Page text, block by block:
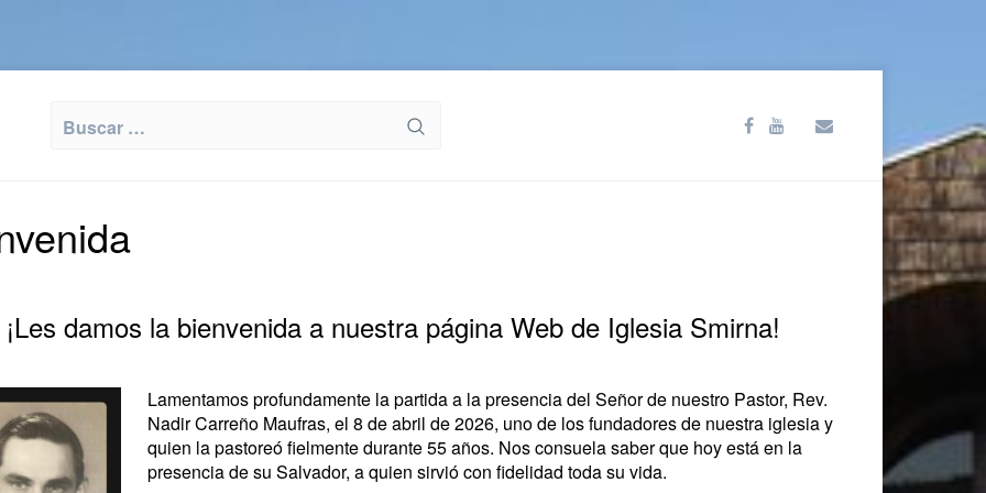
¡Les damos la bienvenida a nuestra página Web de Iglesia Smirna!
Lamentamos profundamente la partida a la presencia del Señor de nuestro Pastor, Rev.
Nadir Carreño Maufras, el 8 de abril de 2026, uno de los fundadores de nuestra iglesia y
quien la pastoreó fielmente durante 55 años. Nos consuela saber que hoy está en la
presencia de su Salvador, a quien sirvió con fidelidad toda su vida.